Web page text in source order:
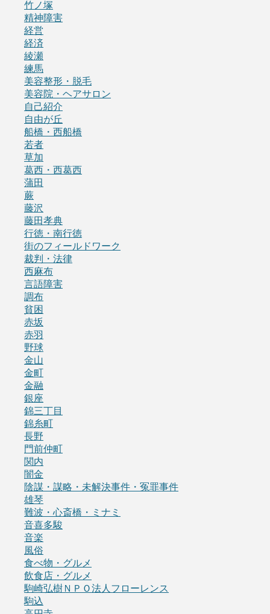
竹ノ塚
精神障害
経営
経済
綾瀬
練馬
美容整形・脱毛
美容院・ヘアサロン
自己紹介
自由が丘
船橋・西船橋
若者
草加
葛西・西葛西
蒲田
蕨
藤沢
藤田孝典
行徳・南行徳
街のフィールドワーク
裁判・法律
西麻布
言語障害
調布
貧困
赤坂
赤羽
野球
金山
金町
金融
銀座
錦三丁目
錦糸町
長野
門前仲町
関内
闇金
陰謀・謀略・未解決事件・冤罪事件
雄琴
難波・心斎橋・ミナミ
音喜多駿
音楽
風俗
食べ物・グルメ
飲食店・グルメ
駒崎弘樹ＮＰＯ法人フローレンス
駒込